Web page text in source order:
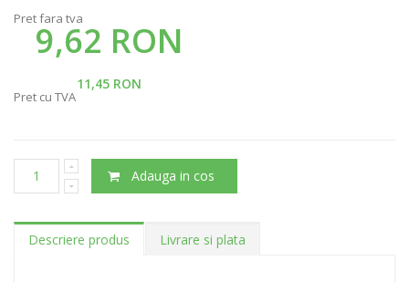
Pret fara tva
9,62 RON
11,45 RON
Pret cu TVA
Adauga in cos
Descriere produs Livrare si plata